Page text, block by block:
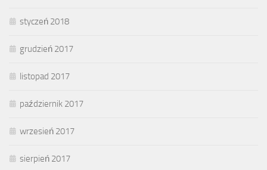
styczeń 2018
grudzień 2017
listopad 2017
październik 2017
wrzesień 2017
sierpień 2017